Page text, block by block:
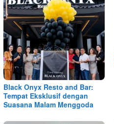
Black Onyx Resto and Bar:
Tempat Eksklusif dengan
Suasana Malam Menggoda